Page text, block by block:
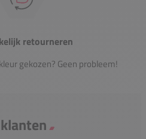
retourneren
gekozen? Geen probleem!